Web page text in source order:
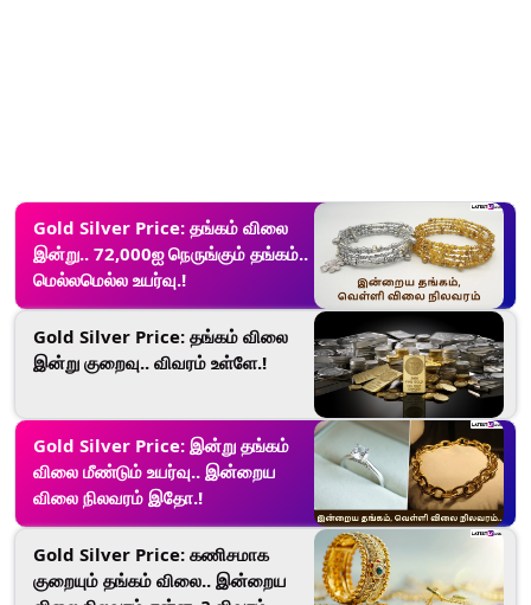
Gold Silver Price: தங்கம் விலை
இன்று.. 72,000ஐ நெருங்கும் தங்கம்..
மெல்லமெல்ல உயர்வு.!
Gold Silver Price: தங்கம் விலை
இன்று குறைவு.. விவரம் உள்ளே.!
Gold Silver Price: இன்று தங்கம்
விலை மீண்டும் உயர்வு.. இன்றைய
விலை நிலவரம் இதோ.!
Gold Silver Price: கணிசமாக
குறையும் தங்கம் விலை.. இன்றைய